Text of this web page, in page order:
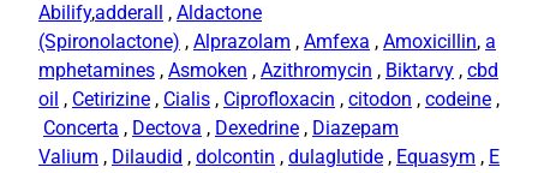
Abilify,adderall , Aldactone
(Spironolactone) , Alprazolam , Amfexa , Amoxicillin, a
mphetamines , Asmoken , Azithromycin , Biktarvy , cbd
oil , Cetirizine , Cialis , Ciprofloxacin , citodon , codeine ,
Concerta , Dectova , Dexedrine , Diazepam
Valium , Dilaudid , dolcontin , dulaglutide , Equasym , E